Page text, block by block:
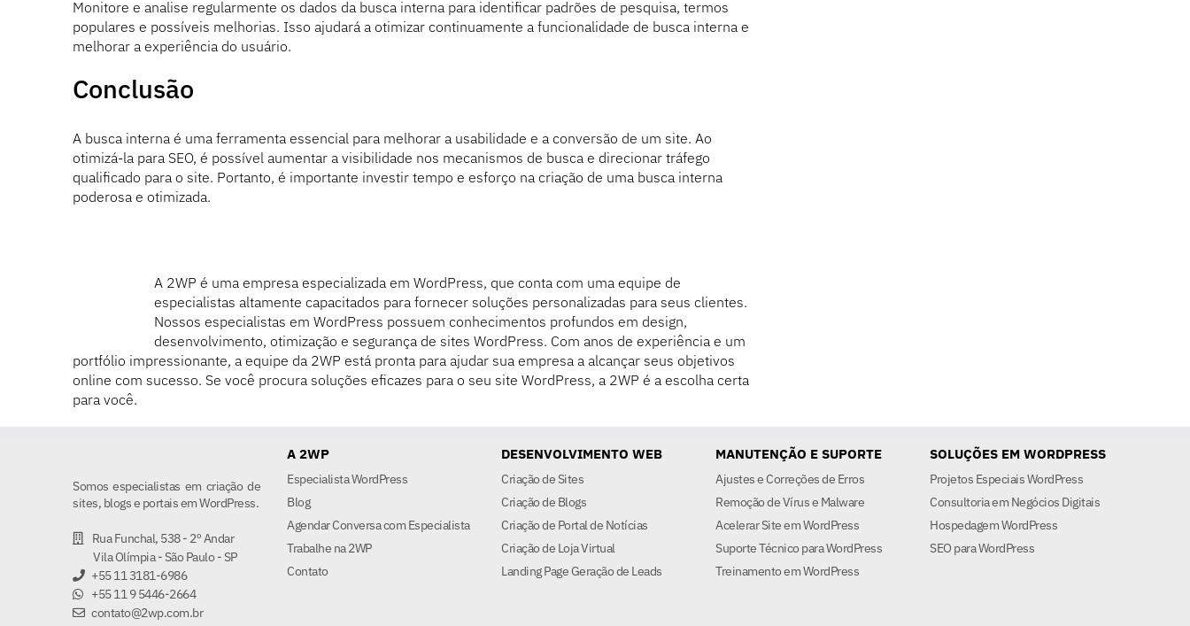
Monitore e analise regularmente os dados da busca interna para identificar padrões de pesquisa, termos
populares e possíveis melhorias. Isso ajudará a otimizar continuamente a funcionalidade de busca interna e
melhorar a experiência do usuário.
Conclusão
A busca interna é uma ferramenta essencial para melhorar a usabilidade e a conversão de um site. Ao
otimizá-la para SEO, é possível aumentar a visibilidade nos mecanismos de busca e direcionar tráfego
qualificado para o site. Portanto, é importante investir tempo e esforço na criação de uma busca interna
poderosa e otimizada.
A 2WP é uma empresa especializada em WordPress, que conta com uma equipe de
especialistas altamente capacitados para fornecer soluções personalizadas para seus clientes.
Nossos especialistas em WordPress possuem conhecimentos profundos em design,
desenvolvimento, otimização e segurança de sites WordPress. Com anos de experiência e um
portfólio impressionante, a equipe da 2WP está pronta para ajudar sua empresa a alcançar seus objetivos
online com sucesso. Se você procura soluções eficazes para o seu site WordPress, a 2WP é a escolha certa
para você.
Somos especialistas em criação de
sites, blogs e portais em WordPress.
Rua Funchal, 538 - 2º Andar
Vila Olímpia - São Paulo - SP
+55 11 3181-6986
+55 11 9 5446-2664
contato@2wp.com.br
A 2WP
Especialista WordPress
Blog
Agendar Conversa com Especialista
Trabalhe na 2WP
Contato
DESENVOLVIMENTO WEB
Criação de Sites
Criação de Blogs
Criação de Portal de Notícias
Criação de Loja Virtual
Landing Page Geração de Leads
MANUTENÇÃO E SUPORTE
Ajustes e Correções de Erros
Remoção de Vírus e Malware
Acelerar Site em WordPress
Suporte Técnico para WordPress
Treinamento em WordPress
SOLUÇÕES EM WORDPRESS
Projetos Especiais WordPress
Consultoria em Negócios Digitais
Hospedagem WordPress
SEO para WordPress